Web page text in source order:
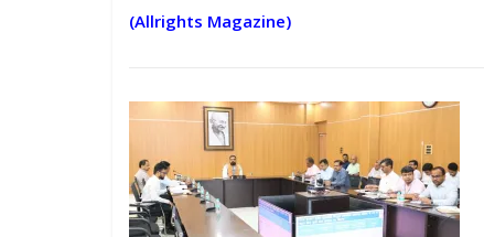
(Allrights Magazine)